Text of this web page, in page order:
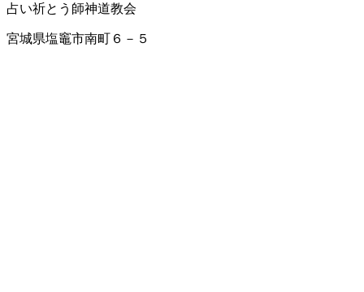
占い祈とう師神道教会
宮城県塩竈市南町６－５